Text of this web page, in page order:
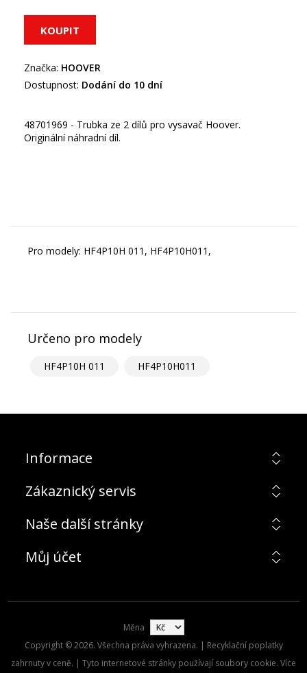
Značka: HOOVER
Dostupnost: Dodání do 10 dní
48701969 - Trubka ze 2 dílů pro vysavač Hoover.
Originální náhradní díl.
Pro modely: HF4P10H 011, HF4P10H011,
Určeno pro modely
HF4P10H 011 HF4P10H011
Informace
Zákaznický servis
Naše další stránky
Můj účet
Měna
Copyright © 2026. Všechna práva vyhrazena. | Recyklační poplatky
zahrnuty v ceně. | Tyto internetové stránky používají soubory cookie. Více